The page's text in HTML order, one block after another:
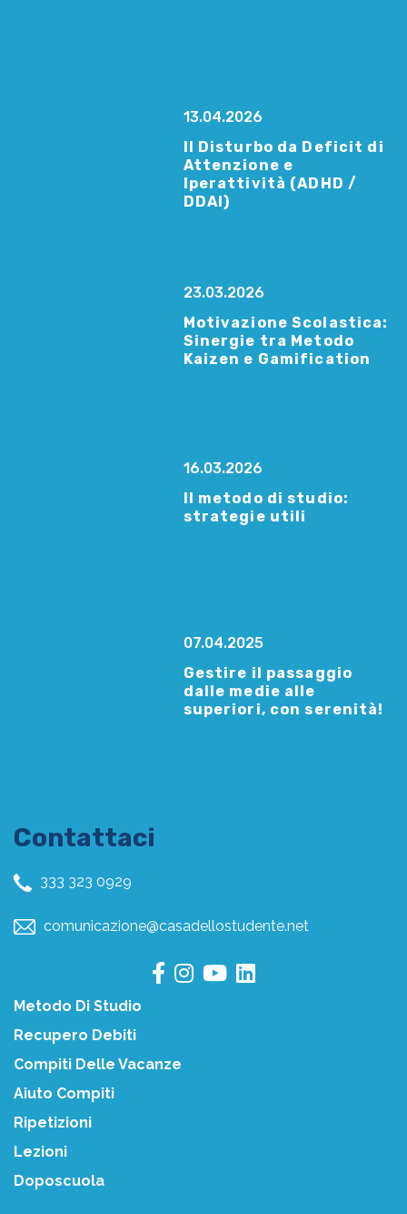
13.04.2026
Il Disturbo da Deficit di
Attenzione e
Iperattività (ADHD /
DDAI)
23.03.2026
Motivazione Scolastica:
Sinergie tra Metodo
Kaizen e Gamification
16.03.2026
Il metodo di studio:
strategie utili
07.04.2025
Gestire il passaggio
dalle medie alle
superiori, con serenità!
Contattaci
333 323 0929
comunicazione@casadellostudente.net
Metodo Di Studio
Recupero Debiti
Compiti Delle Vacanze
Aiuto Compiti
Ripetizioni
Lezioni
Doposcuola